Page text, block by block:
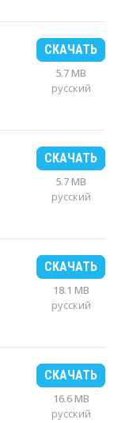
СКАЧАТЬ
5.7 MB
русский
СКАЧАТЬ
5.7 MB
русский
СКАЧАТЬ
18.1 MB
русский
СКАЧАТЬ
16.6 MB
русский